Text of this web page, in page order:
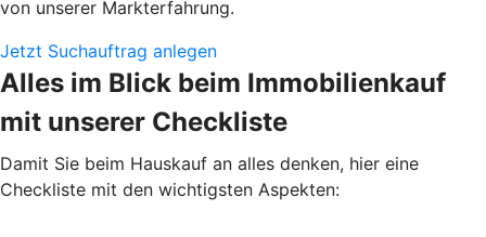
von unserer Markterfahrung.
Jetzt Suchauftrag anlegen
Alles im Blick beim Immobilienkauf
mit unserer Checkliste
Damit Sie beim Hauskauf an alles denken, hier eine
Checkliste mit den wichtigsten Aspekten: